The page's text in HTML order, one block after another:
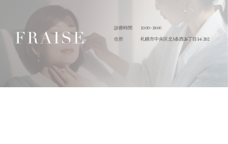
診療時間 10:00~18:00
住所 札幌市中央区北5条西26丁目 1-6 202